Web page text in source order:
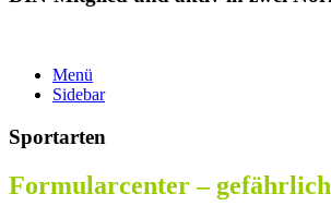
Menü
Sidebar
Sportarten
Formularcenter –